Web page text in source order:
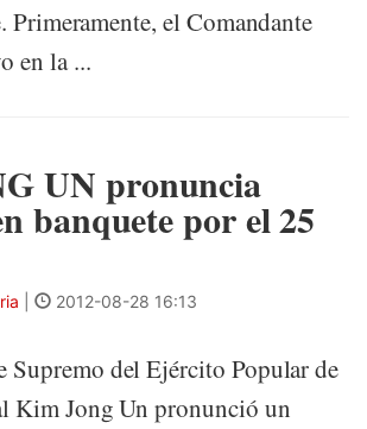
Primeramente, el Comandante
en la ...
UN pronuncia
banquete por el 25
2012-08-28 16:13
Supremo del Ejército Popular de
Kim Jong Un pronunció un